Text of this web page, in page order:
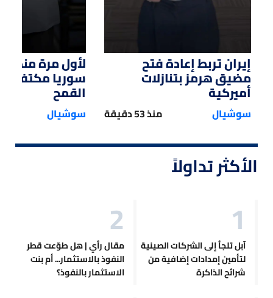
إيران تربط إعادة فتح
مضيق هرمز بتنازلات
أميركية
سوشيال منذ 53 دقيقة
لأول مرة منذ
سوريا مكتفية
القمح
سوشيال
الأكثر تداولاً
آبل تلجأ إلى الشركات الصينية
لتأمين إمدادات إضافية من
شرائح الذاكرة
مقال رأي | هل طوّعت قطر
النفوذ بالاستثمار... أم بنت
الاستثمار بالنفوذ؟